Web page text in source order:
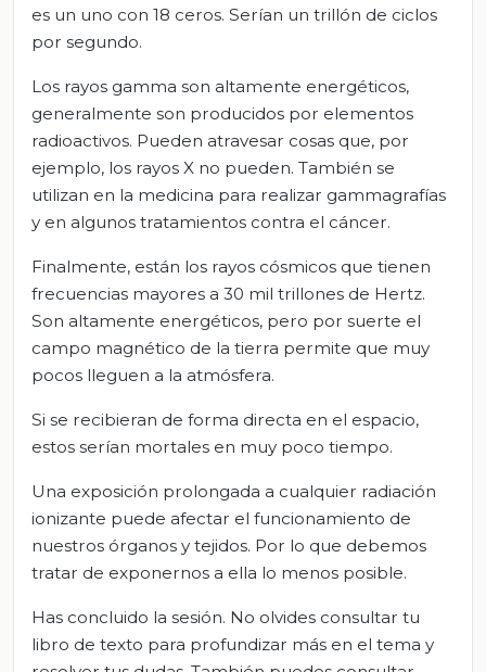
es un uno con 18 ceros. Serían un trillón de ciclos
por segundo.
Los rayos gamma son altamente energéticos,
generalmente son producidos por elementos
radioactivos. Pueden atravesar cosas que, por
ejemplo, los rayos X no pueden. También se
utilizan en la medicina para realizar gammagrafías
y en algunos tratamientos contra el cáncer.
Finalmente, están los rayos cósmicos que tienen
frecuencias mayores a 30 mil trillones de Hertz.
Son altamente energéticos, pero por suerte el
campo magnético de la tierra permite que muy
pocos lleguen a la atmósfera.
Si se recibieran de forma directa en el espacio,
estos serían mortales en muy poco tiempo.
Una exposición prolongada a cualquier radiación
ionizante puede afectar el funcionamiento de
nuestros órganos y tejidos. Por lo que debemos
tratar de exponernos a ella lo menos posible.
Has concluido la sesión. No olvides consultar tu
libro de texto para profundizar más en el tema y